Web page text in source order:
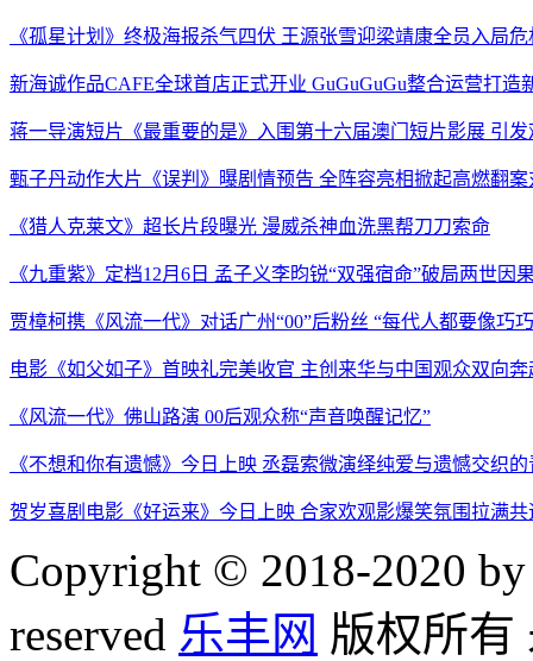
《孤星计划》终极海报杀气四伏 王源张雪迎梁靖康全员入局
新海诚作品CAFE全球首店正式开业 GuGuGuGu整合运营打造
蒋一导演短片《最重要的是》入围第十六届澳门短片影展 引
甄子丹动作大片《误判》曝剧情预告 全阵容亮相掀起高燃翻案
《猎人克莱文》超长片段曝光 漫威杀神血洗黑帮刀刀索命
《九重紫》定档12月6日 孟子义李昀锐“双强宿命”破局两世因
贾樟柯携《风流一代》对话广州“00”后粉丝 “每代人都要像巧
电影《如父如子》首映礼完美收官 主创来华与中国观众双向奔
《风流一代》佛山路演 00后观众称“声音唤醒记忆”
《不想和你有遗憾》今日上映 丞磊索微演绎纯爱与遗憾交织
贺岁喜剧电影《好运来》今日上映 合家欢观影爆笑氛围拉满
Copyright © 2018-2020
reserved 乐丰网 版权所有